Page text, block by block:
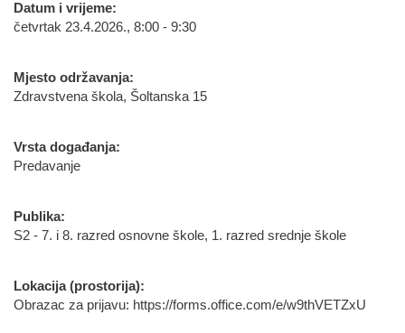
Datum i vrijeme:
četvrtak 23.4.2026., 8:00 - 9:30
Mjesto održavanja:
Zdravstvena škola, Šoltanska 15
Vrsta događanja:
Predavanje
Publika:
S2 - 7. i 8. razred osnovne škole, 1. razred srednje škole
Lokacija (prostorija):
Obrazac za prijavu: https://forms.office.com/e/w9thVETZxU